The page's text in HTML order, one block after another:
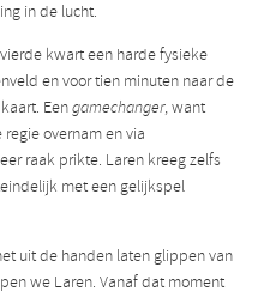
in de lucht.
kwart een harde fysieke
en voor tien minuten naar de
Eengamechanger, want
overnam en via
raak prikte. Laren kreeg zelfs
met een gelijkspel
uit de handen laten glippen van
we Laren. Vanaf dat moment